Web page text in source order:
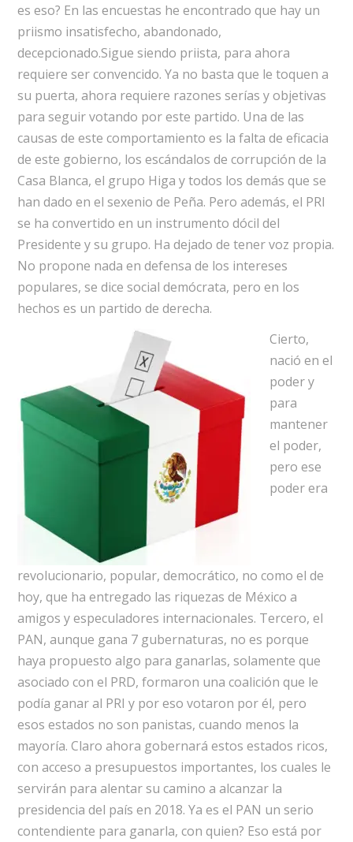
es eso? En las encuestas he encontrado que hay un
priismo insatisfecho, abandonado,
decepcionado.Sigue siendo priista, para ahora
requiere ser convencido. Ya no basta que le toquen a
su puerta, ahora requiere razones serías y objetivas
para seguir votando por este partido. Una de las
causas de este comportamiento es la falta de eficacia
de este gobierno, los escándalos de corrupción de la
Casa Blanca, el grupo Higa y todos los demás que se
han dado en el sexenio de Peña. Pero además, el PRI
se ha convertido en un instrumento dócil del
Presidente y su grupo. Ha dejado de tener voz propia.
No propone nada en defensa de los intereses
populares, se dice social demócrata, pero en los
hechos es un partido de derecha.
Cierto,
nació en el
poder y
para
mantener
el poder,
pero ese
poder era
revolucionario, popular, democrático, no como el de
hoy, que ha entregado las riquezas de México a
amigos y especuladores internacionales. Tercero, el
PAN, aunque gana 7 gubernaturas, no es porque
haya propuesto algo para ganarlas, solamente que
asociado con el PRD, formaron una coalición que le
podía ganar al PRI y por eso votaron por él, pero
esos estados no son panistas, cuando menos la
mayoría. Claro ahora gobernará estos estados ricos,
con acceso a presupuestos importantes, los cuales le
servirán para alentar su camino a alcanzar la
presidencia del país en 2018. Ya es el PAN un serio
contendiente para ganarla, con quien? Eso está por